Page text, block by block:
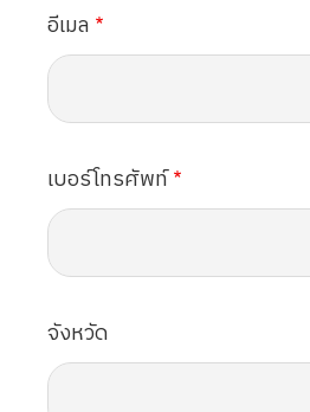
อีเมล
เบอร์โทรศัพท์
จังหวัด